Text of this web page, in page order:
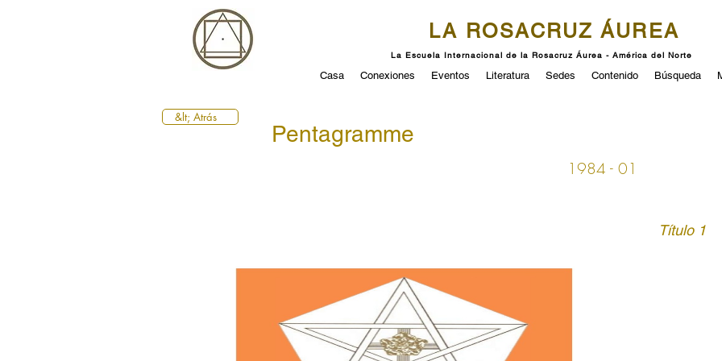
LA ROSACRUZ ÁUREA
La Escuela Internacional de la Rosacruz Áurea - América del Norte
Casa Conexiones Eventos Literatura Sedes Contenido Búsqueda
&lt; Atrás
Pentagramme
1984 - 01
Título 1